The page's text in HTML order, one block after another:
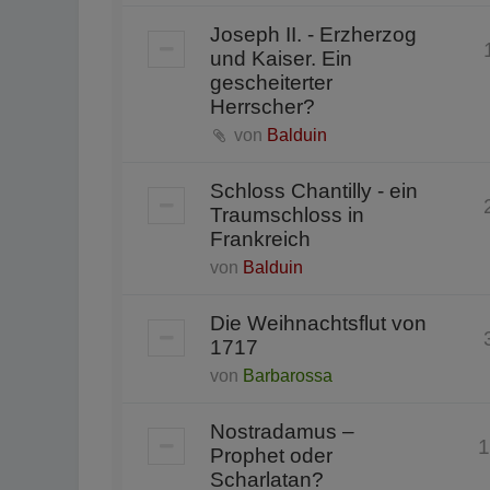
Joseph II. - Erzherzog
und Kaiser. Ein
gescheiterter
Herrscher?
von Balduin
1
Schloss Chantilly - ein
Traumschloss in
Frankreich
von Balduin
Die Weihnachtsflut von
1717
von Barbarossa
Nostradamus –
Prophet oder
Scharlatan?